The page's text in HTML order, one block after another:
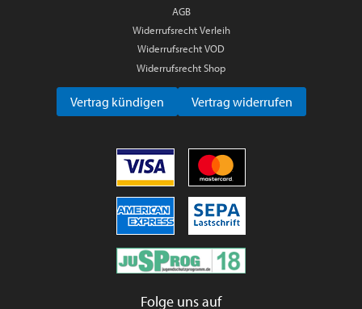
AGB
Widerrufsrecht Verleih
Widerrufsrecht VOD
Widerrufsrecht Shop
Vertrag kündigen Vertrag widerrufen
Folge uns auf